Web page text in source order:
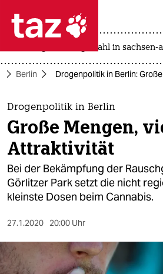
 taz zahl ich
taz zahl ich
themen
politik
öko
gesellschaft
sport
berlin
landtagswahl in sachsen-
Berlin Drogenpolitik in Berlin:
Drogenpolitik in Berlin
Große Mengen,
Attraktivität
Bei der Bekämpfung der
Görlitzer Park setzt die nicht
kleinste Dosen beim Cannabis.
27.1.2020 20:00 Uhr